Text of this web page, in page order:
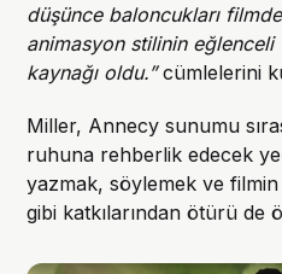
düşünce baloncukları
animasyon stilinin eğlenceli
kaynağı oldu.”cümlelerini
Miller, Annecy sunumu
ruhuna rehberlik edecek
yazmak, söylemek ve filmin
gibi katkılarından ötürü de